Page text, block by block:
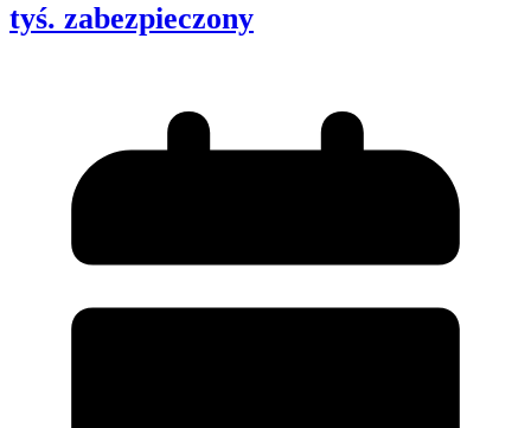
tyś. zabezpieczony